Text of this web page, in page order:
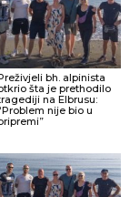
bh. alpinista
šta je prethodilo
na Elbrusu:
nije bio u